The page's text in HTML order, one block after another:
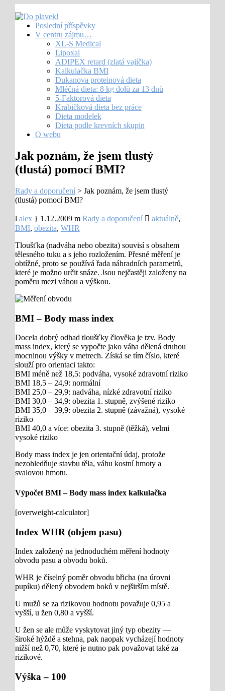
Poslední příspěvky
V centru zájmu…
XL-S Medical
Lipoxal
ADIPEX retard (zlatá vajíčka)
Kalkulačka BMI
Dukanova proteinová dieta
Mléčná dieta: 8 kg dolů za 13 dnů
5-Faktorová dieta
Krabičková dieta bez práce
Dieta modelek
Dieta podle krevních skupin
O webu
Jak poznám, že jsem tlustý
(tlustá) pomocí BMI?
Rady a doporučení> Jak poznám, že jsem tlustý
(tlustá) pomocí BMI?
alex 1.12.2009 Rady a doporučení aktuálně,
BMI, obezita, WHR
Tloušťka (nadváha nebo obezita) souvisí s obsahem
tělesného tuku a s jeho rozložením. Přesné měření je
obtížné, proto se používá řada náhradních parametrů,
které je možno určit snáze. Jsou nejčastěji založeny na
poměru mezi váhou a výškou.
BMI – Body mass index
Docela dobrý odhad tloušťky člověka je tzv. Body
mass index, který se vypočte jako váha dělená druhou
mocninou výšky v metrech. Získá se tím číslo, které
slouží pro orientaci takto:
BMI méně než 18,5: podváha, vysoké zdravotní riziko
BMI 18,5 – 24,9: normální
BMI 25,0 – 29,9: nadváha, nízké zdravotní riziko
BMI 30,0 – 34,9: obezita 1. stupně, zvýšené riziko
BMI 35,0 – 39,9: obezita 2. stupně (závažná), vysoké
riziko
BMI 40,0 a více: obezita 3. stupně (těžká), velmi
vysoké riziko
Body mass index je jen orientační údaj, protože
nezohledňuje stavbu těla, váhu kostní hmoty a
svalovou hmotu.
Výpočet BMI – Body mass index kalkulačka
[overweight-calculator]
Index WHR (objem pasu)
Index založený na jednoduchém měření hodnoty
obvodu pasu a obvodu boků.
WHR je číselný poměr obvodu břicha (na úrovni
pupíku) dělený obvodem boků v nejširším místě.
U mužů se za rizikovou hodnotu považuje 0,95 a
vyšší, u žen 0,80 a vyšší.
U žen se ale může vyskytovat jiný typ obezity —
široké hýždě a stehna, pak naopak vycházejí hodnoty
nižší než 0,70, které je nutno pak považovat také za
rizikové.
Výška – 100